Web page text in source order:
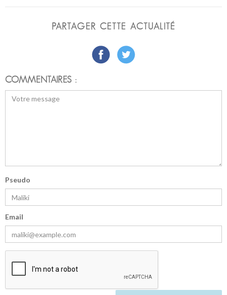
PARTAGER CETTE ACTUALITÉ
COMMENTAIRES :
Pseudo
Email